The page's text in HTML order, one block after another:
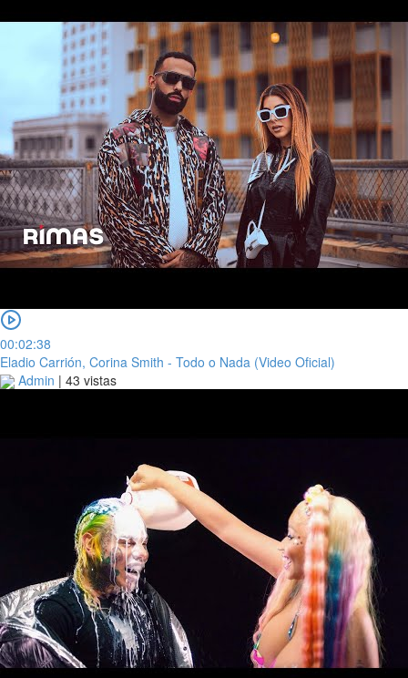
00:02:38
Eladio Carrión, Corina Smith - Todo o Nada (Video Oficial)
Admin | 43 vistas